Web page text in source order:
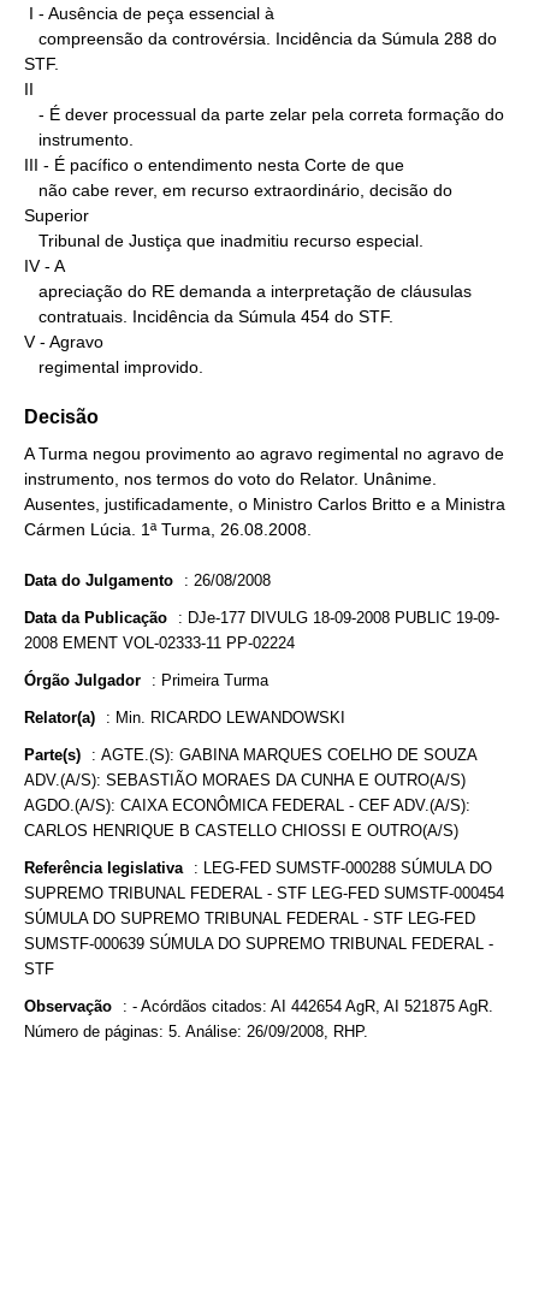
STF.
II
III - É pacífico o entendimento nesta Corte de que
Superior
IV - A
V - Agravo
   regimental improvido.
Decisão
A Turma negou provimento ao agravo regimental no agravo de
instrumento, nos termos do voto do Relator. Unânime.
Ausentes, justificadamente, o Ministro Carlos Britto e a Ministra
Cármen Lúcia. 1ª Turma, 26.08.2008.
Data do Julgamento : 26/08/2008
Data da Publicação : DJe-177 DIVULG 18-09-2008 PUBLIC 19-09-
2008 EMENT VOL-02333-11 PP-02224
Órgão Julgador : Primeira Turma
Relator(a) : Min. RICARDO LEWANDOWSKI
Parte(s) : AGTE.(S): GABINA MARQUES COELHO DE SOUZA
ADV.(A/S): SEBASTIÃO MORAES DA CUNHA E OUTRO(A/S)
AGDO.(A/S): CAIXA ECONÔMICA FEDERAL - CEF ADV.(A/S):
CARLOS HENRIQUE B CASTELLO CHIOSSI E OUTRO(A/S)
Referência legislativa : LEG-FED SUMSTF-000288 SÚMULA DO
SUPREMO TRIBUNAL FEDERAL - STF LEG-FED SUMSTF-000454
SÚMULA DO SUPREMO TRIBUNAL FEDERAL - STF LEG-FED
SUMSTF-000639 SÚMULA DO SUPREMO TRIBUNAL FEDERAL -
STF
Observação : - Acórdãos citados: AI 442654 AgR, AI 521875 AgR.
Número de páginas: 5. Análise: 26/09/2008, RHP.